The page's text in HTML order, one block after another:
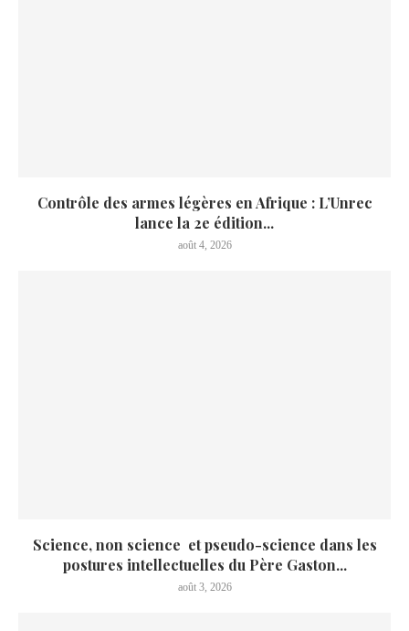
Contrôle des armes légères en Afrique : L’Unrec
lance la 2e édition...
août 4, 2026
Science, non science et pseudo-science dans les
postures intellectuelles du Père Gaston...
août 3, 2026